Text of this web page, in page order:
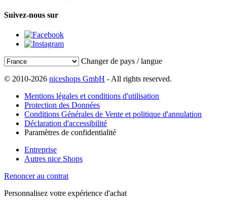
Suivez-nous sur
Changer de pays / langue
© 2010-2026 niceshops GmbH - All rights reserved.
Mentions légales et conditions d'utilisation
Protection des Données
Conditions Générales de Vente et politique d'annulation
Déclaration d'accessibilité
Paramètres de confidentialité
Entreprise
Autres nice Shops
Renoncer au contrat
Personnalisez votre expérience d'achat